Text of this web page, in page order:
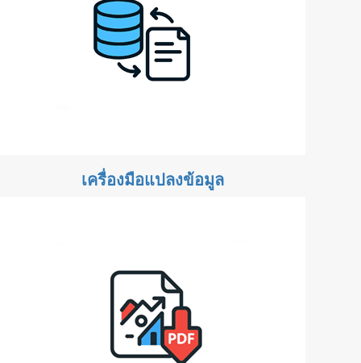
เครื่องมือแปลงข้อมูล